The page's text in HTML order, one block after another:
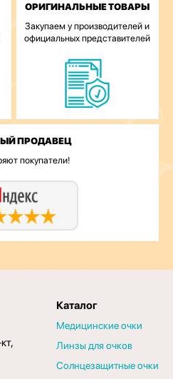
ОРИГИНАЛЬНЫЕ ТОВАРЫ
Закупаем у производителей и
официальных представителей
ПРОДАВЕЦ
покупатели!
Каталог
Медицинские очки
Линзы для очков
Солнцезащитные очки